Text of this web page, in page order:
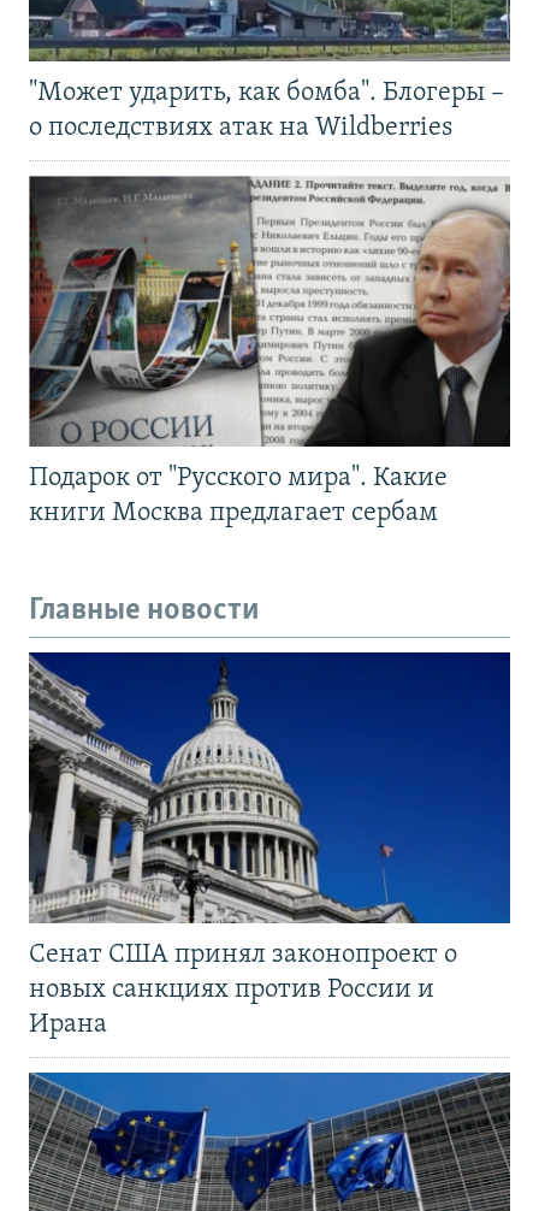
"Может ударить, как бомба". Блогеры –
о последствиях атак на Wildberries
Подарок от "Русского мира". Какие
книги Москва предлагает сербам
Главные новости
Сенат США принял законопроект о
новых санкциях против России и
Ирана